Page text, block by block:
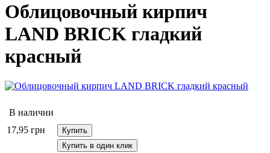
Облицовочный кирпич
LAND BRICK гладкий
красный
В наличии
17,95 грн
Купить
Купить в один клик